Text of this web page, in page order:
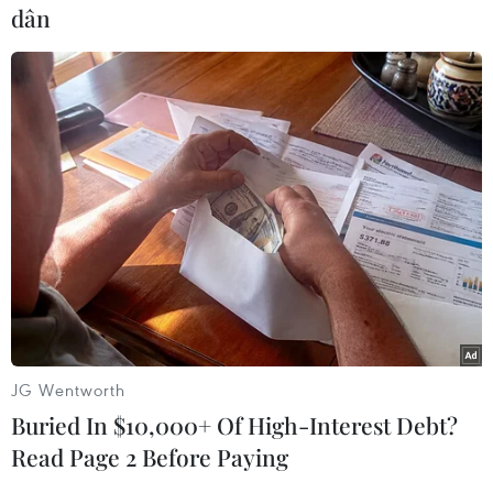
(Vietnam+)
dân
JG Wentworth
Buried In $10,000+ Of High-Interest Debt?
Read Page 2 Before Paying